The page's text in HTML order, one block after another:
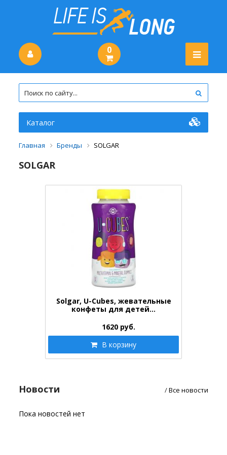
0
Каталог
Главная Бренды SOLGAR
SOLGAR
Solgar, U-Cubes, жевательные
конфеты для детей…
1620 руб.
В корзину
Новости /Все новости
Пока новостей нет